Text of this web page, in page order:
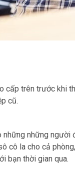
cấp trên trước khi
cũ.
những
cô la cho cả
bạn thời gian qua.